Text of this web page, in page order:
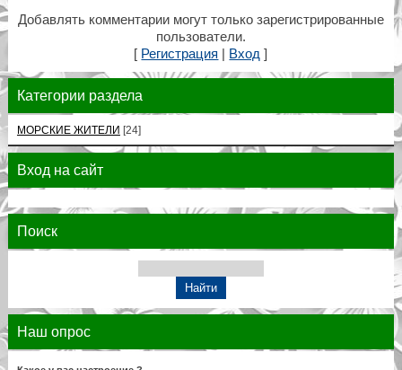
Добавлять комментарии могут только зарегистрированные
пользователи.
[ Регистрация Вход ]
Категории раздела
МОРСКИЕ ЖИТЕЛИ [24]
Вход на сайт
Поиск
Наш опрос